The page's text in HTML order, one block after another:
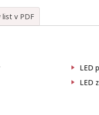
v PDF
LED
LED